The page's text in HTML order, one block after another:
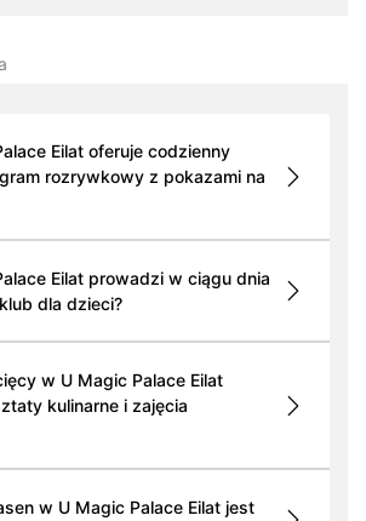
Eilat oferuje codzienny
rozrywkowy z pokazami na
Eilat prowadzi w ciągu dnia
dla dzieci?
w U Magic Palace Eilat
kulinarne i zajęcia
w U Magic Palace Eilat jest